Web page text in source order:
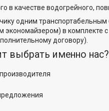
в качестве водогрейного,
одним
в комплекте
договору).
выбрать именно нас?